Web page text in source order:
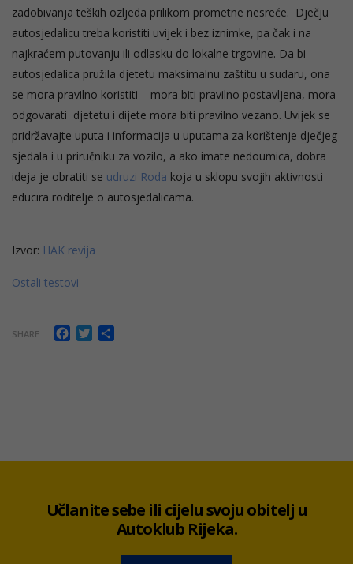
zadobivanja teških ozljeda prilikom prometne nesreće. Dječju
autosjedalicu treba koristiti uvijek i bez iznimke, pa čak i na
najkraćem putovanju ili odlasku do lokalne trgovine. Da bi
autosjedalica pružila djetetu maksimalnu zaštitu u sudaru, ona
se mora pravilno koristiti – mora biti pravilno postavljena, mora
odgovarati djetetu i dijete mora biti pravilno vezano. Uvijek se
pridržavajte uputa i informacija u uputama za korištenje dječjeg
sjedala i u priručniku za vozilo, a ako imate nedoumica, dobra
ideja je obratiti se udruzi Roda koja u sklopu svojih aktivnosti
educira roditelje o autosjedalicama.
Izvor: HAK revija
Ostali testovi
SHARE Facebook
Twitter
Učlanite sebe ili cijelu svoju obitelj u
Autoklub Rijeka.